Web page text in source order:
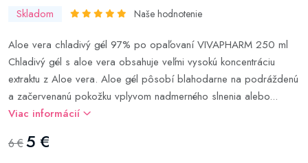
Skladom Naše hodnotenie
Aloe vera chladivý gél 97% po opaľovaní VIVAPHARM 250 ml
Chladivý gél s aloe vera obsahuje veľmi vysokú koncentráciu
extraktu z Aloe vera. Aloe gél pôsobí blahodarne na podráždenú
a začervenanú pokožku vplyvom nadmerného slnenia alebo...
Viac informácií
6 €5 €